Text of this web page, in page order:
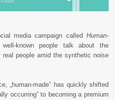
media campaign called Human-
known people talk about the
people amid the synthetic noise
„human-made” has quickly shifted
occurring” to becoming a premium